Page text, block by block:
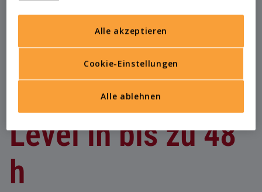
Expert:innen & C-
Level in bis zu 48
h
Cookie-Einstellungen
Alle ablehnen
Alle akzeptieren